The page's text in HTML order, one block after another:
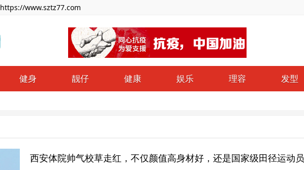
https://www.sztz77.com
健身 靓仔 健康 娱乐 理容 发型
西安体院帅气校草走红，不仅颜值高身材好，还是国家级田径运动员